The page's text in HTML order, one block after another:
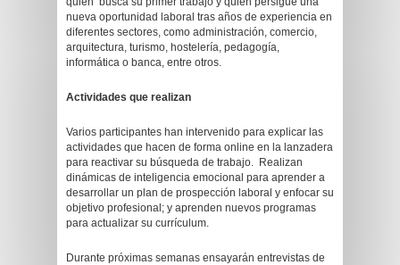
nueva oportunidad laboral tras años de experiencia en
diferentes sectores, como administración, comercio,
arquitectura, turismo, hostelería, pedagogía,
informática o banca, entre otros.
Actividades que realizan
Varios participantes han intervenido para explicar las
actividades que hacen de forma online en la lanzadera
para reactivar su búsqueda de trabajo. Realizan
dinámicas de inteligencia emocional para aprender a
desarrollar un plan de prospección laboral y enfocar su
objetivo profesional; y aprenden nuevos programas
para actualizar su currículum.
Durante próximas semanas ensayarán entrevistas de